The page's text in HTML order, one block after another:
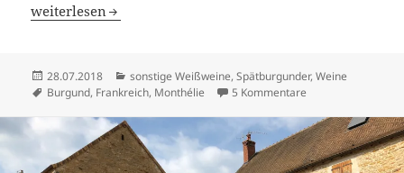
Hübsche Töchter aus Monthélie
weiterlesen
Veröffentlicht
am
28.07.2018 Kategorien
sonstige Weißweine,Spätburgunder,Weine
Schlagwörter
Burgund, Frankreich, Monthélie 5 Kommentare